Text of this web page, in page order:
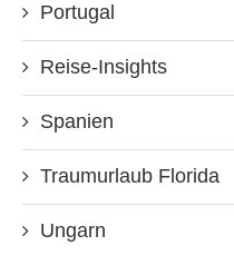
Portugal
Reise-Insights
Spanien
Traumurlaub Florida
Ungarn